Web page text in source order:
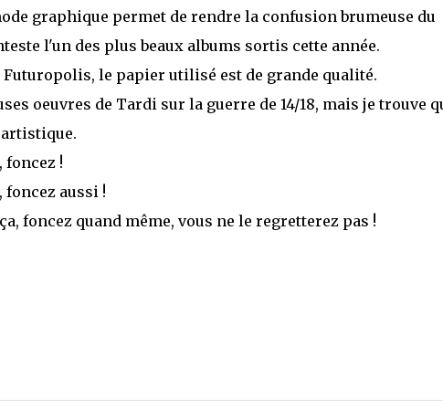
graphique permet de rendre la confusion brumeuse du
l'un des plus beaux albums sortis cette année.
le papier utilisé est de grande qualité.
oeuvres de Tardi sur la guerre de 14/18, mais je trouve
foncez !
foncez aussi !
foncez quand même, vous ne le regretterez pas !